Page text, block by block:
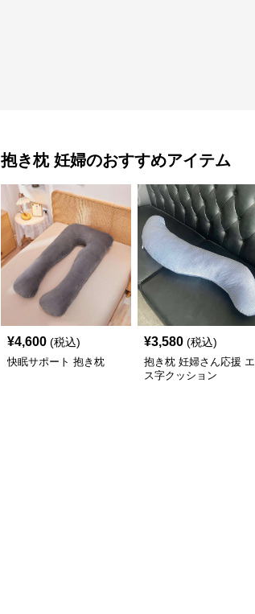
抱き枕 妊婦のおすすめアイテム
¥4,600 (税込)
快眠サポート 抱き枕
¥3,580 (税込)
抱き枕 妊婦さん応援 エ
ス字クッション